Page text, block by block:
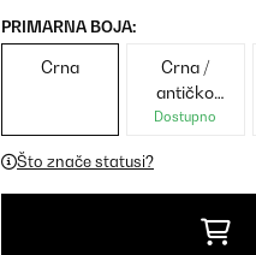
PRIMARNA BOJA:
Crna
Crna /
antičko
zlato
Dostupno
Što znače statusi?